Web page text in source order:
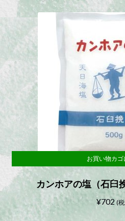
ル）
quantity
カンホアの塩（石
¥702 (
お買い物カゴ